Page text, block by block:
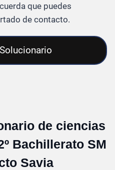
que puedes
de contacto.
de ciencias
Bachillerato SM
Savia